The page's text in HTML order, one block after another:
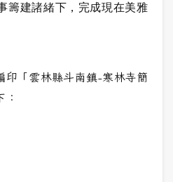
籌建諸緒下，完成現在美雅
印 「雲林縣斗南鎮-寒林寺簡